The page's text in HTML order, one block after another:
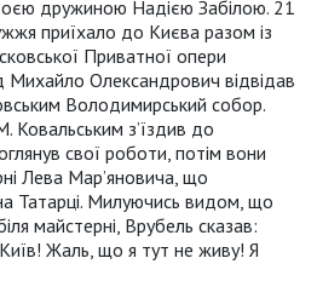
дружиною Надією Забілою. 21
приїхало до Києва разом із
Приватної опери
Олександрович відвідав
Володимирський собор.
Ковальським з’їздив до
свої роботи, потім вони
Лева Мар’яновича, що
Татарці. Милуючись видом, що
майстерні, Врубель сказав:
Жаль, що я тут не живу! Я